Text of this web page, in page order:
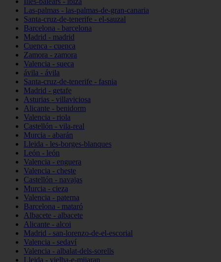
Las-palmas - las-palmas-de-gran-canaria
Santa-cruz-de-tenerife - el-sauzal
Barcelona - barcelona
Madrid - madrid
Cuenca - cuenca
Zamora - zamora
Valencia - sueca
ávila - ávila
Santa-cruz-de-tenerife - fasnia
Madrid - getafe
Asturias - villaviciosa
Alicante - benidorm
Valencia - riola
Castellón - vila-real
Murcia - abarán
Lleida - les-borges-blanques
León - león
Valencia - enguera
Valencia - cheste
Castellón - navajas
Murcia - cieza
Valencia - paterna
Barcelona - mataró
Albacete - albacete
Alicante - alcoi
Madrid - san-lorenzo-de-el-escorial
Valencia - sedaví
Valencia - albalat-dels-sorells
Lleida - vielha-e-mijaran